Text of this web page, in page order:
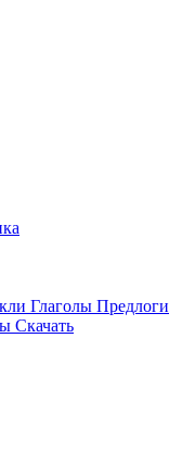
Глаголы Предлоги
Скачать